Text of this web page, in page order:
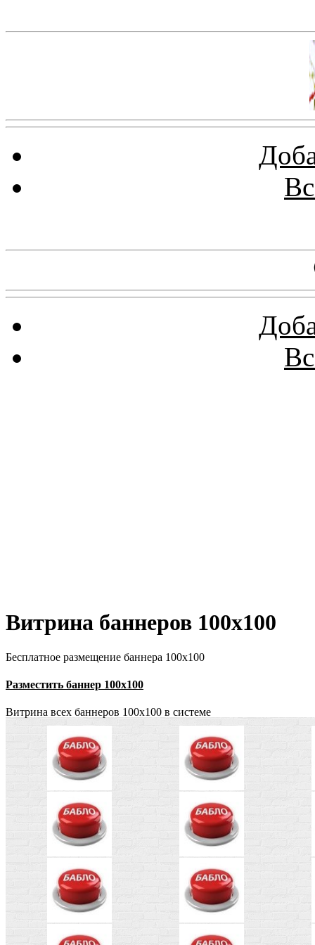
Витрина баннеров 100x100
Бесплатное размещение баннера 100x100
Разместить баннер 100x100
Витрина всех баннеров 100x100 в системе